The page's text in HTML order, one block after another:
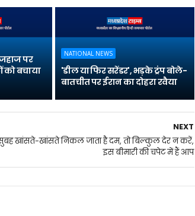
पर
को बचाया
NATIONAL NEWS
'डील या फिर सरेंडर', भड़के ट्रंप बोले-
बातचीत पर ईरान का दोहरा रवैया
NEXT
खांसते-खांसते निकल जाता है दम, तो बिल्कुल देर न करें,
इस बीमारी की चपेट में हैं आप